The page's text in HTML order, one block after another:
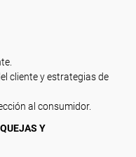
cliente y estrategias de
al consumidor.
Y